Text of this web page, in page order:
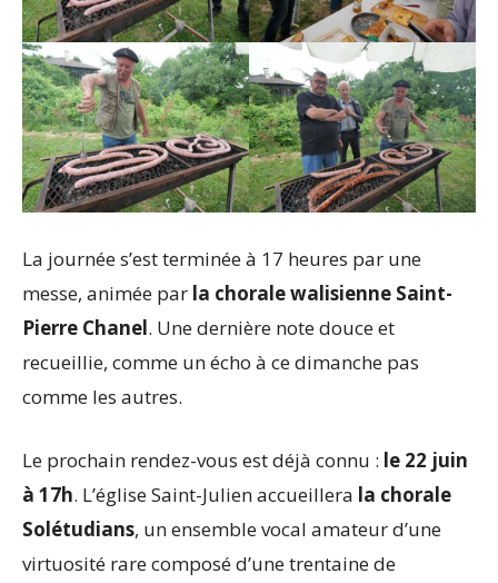
La journée s’est terminée à 17 heures par une
messe, animée par la chorale walisienne Saint-
Pierre Chanel. Une dernière note douce et
recueillie, comme un écho à ce dimanche pas
comme les autres.
Le prochain rendez-vous est déjà connu : le 22 juin
à 17h. L’église Saint-Julien accueillera la chorale
Solétudians, un ensemble vocal amateur d’une
virtuosité rare composé d’une trentaine de